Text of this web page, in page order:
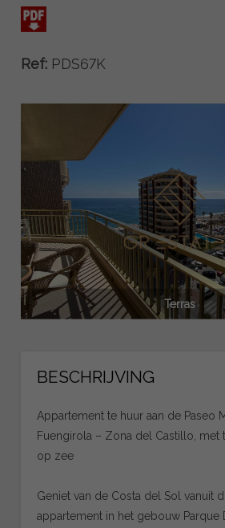
Ref: PDS67K
Terras
BESCHRIJVING
Appartement te huur aan de Paseo
Fuengirola – Zona del Castillo, met
op zee
Geniet van de Costa del Sol vanuit
appartement in het gebouw Parque